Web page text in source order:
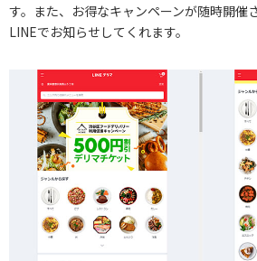
す。また、お得なキャンペーンが随時開催
LINEでお知らせしてくれます。